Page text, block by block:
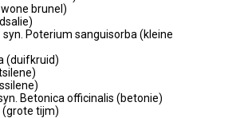
brunel)
Poterium sanguisorba (kleine
(duifkruid)
Betonica officinalis (betonie)
(grote tijm)